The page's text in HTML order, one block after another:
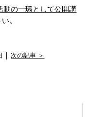
動の一環として公開講
。
│次の記事 ＞